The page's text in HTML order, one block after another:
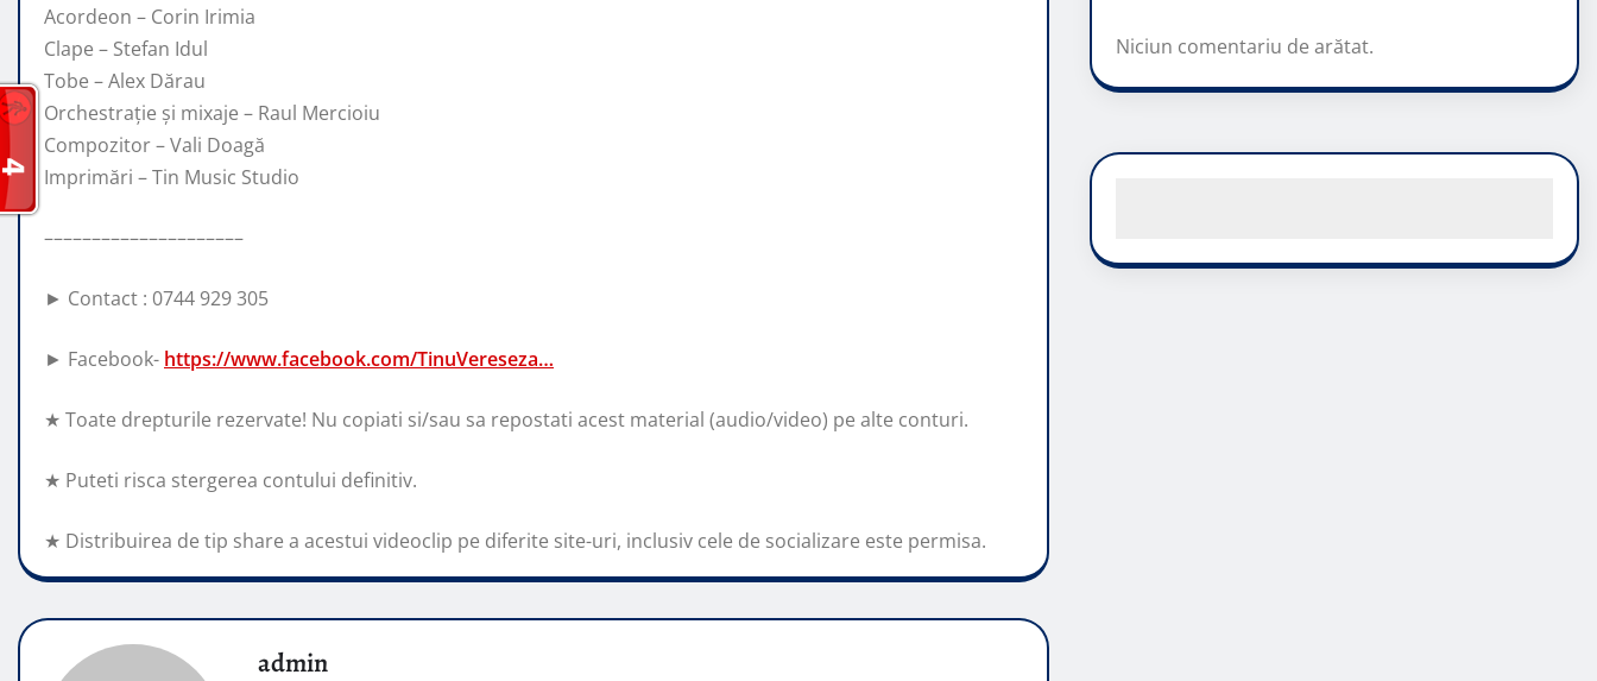
Acordeon – Corin Irimia
Clape – Stefan Idul
Tobe – Alex Dărau
Orchestrație și mixaje – Raul Mercioiu
Compozitor – Vali Doagă
Imprimări – Tin Music Studio
–––––––––––––––––––––
► Contact : 0744 929 305
► Facebook- https://www.facebook.com/TinuVereseza…
★ Toate drepturile rezervate! Nu copiati si/sau sa repostati acest material (audio/video) pe alte conturi.
★ Puteti risca stergerea contului definitiv.
★ Distribuirea de tip share a acestui videoclip pe diferite site-uri, inclusiv cele de socializare este permisa.
admin
Niciun comentariu de arătat.